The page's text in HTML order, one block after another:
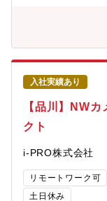
数回、【海外】年
ネフィット】TDK
ョンに「TDK
新技術が驚異的な速
中、特にAI・セキュ
準の整備と改定を進
にTDKの未来を共
TDKを貫く精神の
りを個人として、そ
は“少数精鋭主義”。
ずに、多岐にわたる
になり、責任や権
手を挙げた人に積
pro.com/
める人物像】・課
技術や製品を積極的
出社となります（必
ざいません
入社実績あり
【品川】NW
クト
i-PRO株式会社
リモートワーク可
土日休み